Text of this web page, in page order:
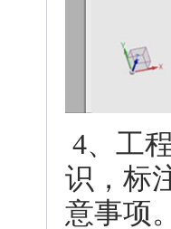
4、工
识，标
意事项